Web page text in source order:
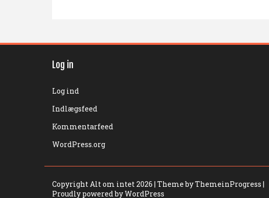
Log in
Log ind
Indlægsfeed
Kommentarfeed
WordPress.org
Copyright Alt om intet 2026 | Theme by ThemeinProgress |
Proudly powered by WordPress